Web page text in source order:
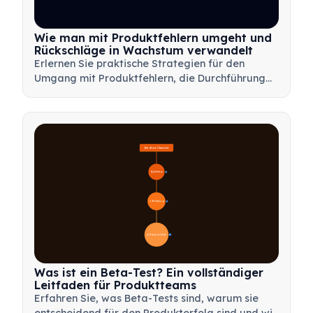
Wie man mit Produktfehlern umgeht und
Rückschläge in Wachstum verwandelt
Erlernen Sie praktische Strategien für den
Umgang mit Produktfehlern, die Durchführung
Lernmöglichkeiten für Ihr Team.
🔍 Definition
🎯 Bedeutung
📋 Prozess und Arten
Beta-Test-Übersicht
Was ist ein Beta-Test? Ein vollständiger
Leitfaden für Produktteams
Erfahren Sie, was Beta-Tests sind, warum sie